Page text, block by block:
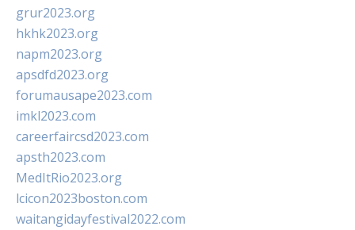
grur2023.org
hkhk2023.org
napm2023.org
apsdfd2023.org
forumausape2023.com
imkl2023.com
careerfaircsd2023.com
apsth2023.com
MedItRio2023.org
lcicon2023boston.com
waitangidayfestival2022.com